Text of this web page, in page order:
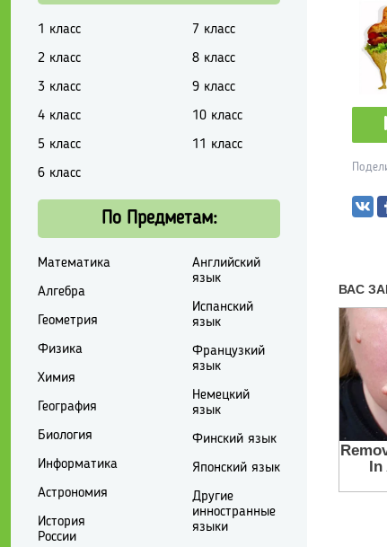
1 класс
2 класс
3 класс
4 класс
5 класс
6 класс
7 класс
8 класс
9 класс
10 класс
11 класс
По Предметам:
Математика
Алгебра
Геометрия
Физика
Химия
География
Биология
Информатика
Астрономия
История
России
Английский
язык
Испанский
язык
Французкий
язык
Немецкий
язык
Финский язык
Японский язык
Другие
инностранные
языки